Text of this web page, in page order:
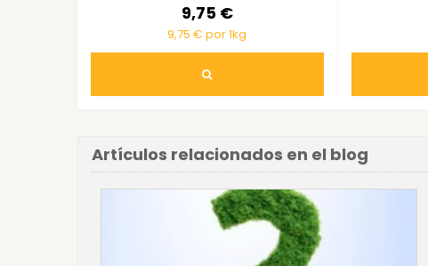
9,75 €
9,75 € por 1kg
Artículos relacionados en el blog